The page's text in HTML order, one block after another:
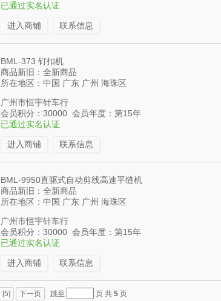
已通过实名认证
进入商铺 联系信息
BML-373 钉扣机
商品新旧：全新商品
所在地区：中国 广东 广州 海珠区
广州市恒宇针车行
会员积分：30000 会员年度：第15年
已通过实名认证
进入商铺 联系信息
BML-9950直驱式自动剪线高速平缝机
商品新旧：全新商品
所在地区：中国 广东 广州 海珠区
广州市恒宇针车行
会员积分：30000 会员年度：第15年
已通过实名认证
进入商铺 联系信息
[5] 下一页 跳至 页 共 5 页